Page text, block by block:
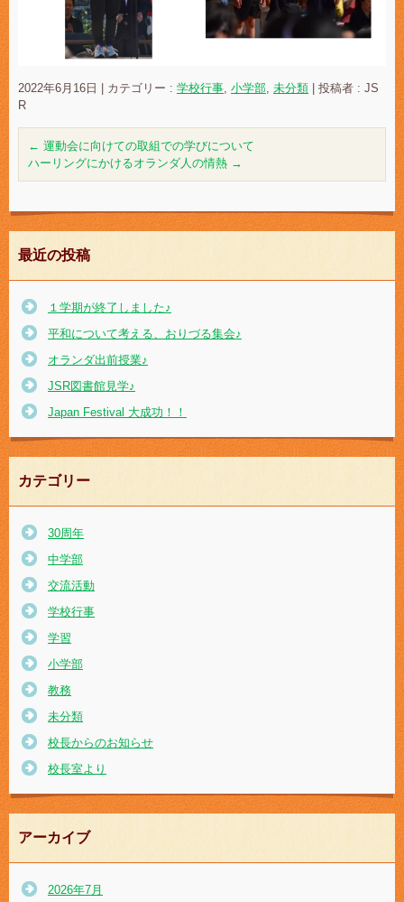
2022年6月16日 カテゴリー : 学校行事 小学部 未分類
投稿者 : JS
R
← 運動会に向けての取組での学びについて
ハーリングにかけるオランダ人の情熱 →
最近の投稿
１学期が終了しました♪
平和について考える、おりづる集会♪
オランダ出前授業♪
JSR図書館見学♪
Japan Festival 大成功！！
カテゴリー
30周年
中学部
交流活動
学校行事
学習
小学部
教務
未分類
校長からのお知らせ
校長室より
アーカイブ
2026年7月